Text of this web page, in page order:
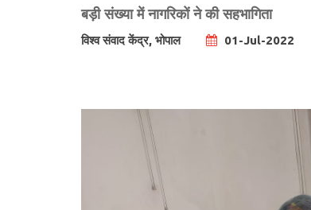
बड़ी संख्या में नागरिकों ने की सहभागिता
विश्व संवाद केंद्र, भोपाल 01-Jul-2022